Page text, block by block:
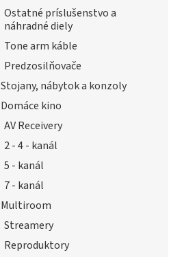
Ostatné príslušenstvo a
náhradné diely
Tone arm káble
Predzosilňovače
Stojany, nábytok a konzoly
Domáce kino
AV Receivery
2 - 4 - kanál
5 - kanál
7 - kanál
Multiroom
Streamery
Reproduktory